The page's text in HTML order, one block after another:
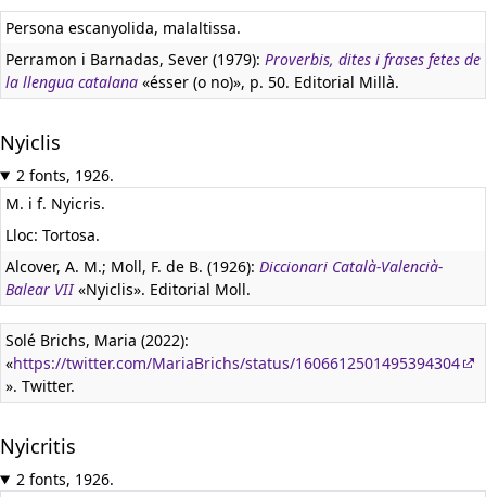
Persona escanyolida, malaltissa.
Perramon i Barnadas, Sever (1979): Proverbis, dites i frases fetes de
la llengua catalana «ésser (o no)», p. 50. Editorial Millà.
Nyiclis
2 fonts, 1926.
M. i f. Nyicris.
Lloc: Tortosa.
Alcover, A. M.; Moll, F. de B. (1926): Diccionari Català-Valencià-
Balear VII«Nyiclis». Editorial Moll.
Solé Brichs, Maria (2022):
«https://twitter.com/MariaBrichs/status/1606612501495394304
». Twitter.
Nyicritis
2 fonts, 1926.